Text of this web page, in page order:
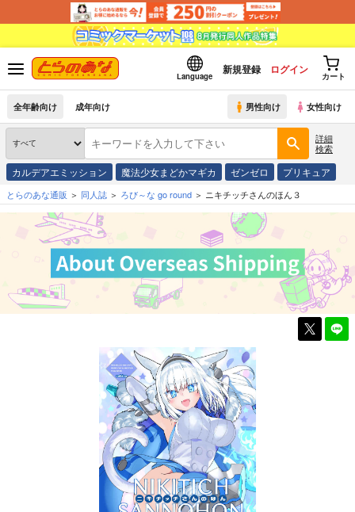
Language
新規登録 ログイン
カート
全年齢向け 成年向け 男性向け 女性向け
詳細
検索
カルデアエミッション 魔法少女まどかマギカ ゼンゼロ プリキュア
とらのあな通販 同人誌 ろび～な go round ニキチッチさんのほん３